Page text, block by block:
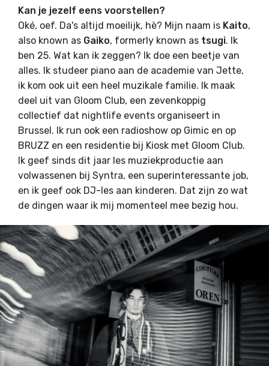
Kan je jezelf eens voorstellen?
Oké, oef. Da's altijd moeilijk, hè? Mijn naam is Kaito,
also known as Gaiko, formerly known as tsugi. Ik
ben 25. Wat kan ik zeggen? Ik doe een beetje van
alles. Ik studeer piano aan de academie van Jette,
ik kom ook uit een heel muzikale familie. Ik maak
deel uit van Gloom Club, een zevenkoppig
collectief dat nightlife events organiseert in
Brussel. Ik run ook een radioshow op Gimic en op
BRUZZ en een residentie bij Kiosk met Gloom Club.
Ik geef sinds dit jaar les muziekproductie aan
volwassenen bij Syntra, een superinteressante job,
en ik geef ook DJ-les aan kinderen. Dat zijn zo wat
de dingen waar ik mij momenteel mee bezig hou.